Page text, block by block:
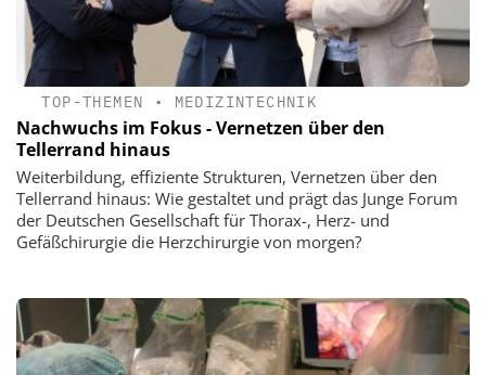
TOP-THEMEN • MEDIZINTECHNIK
Nachwuchs im Fokus - Vernetzen über den
Tellerrand hinaus
Weiterbildung, effiziente Strukturen, Vernetzen über den
Tellerrand hinaus: Wie gestaltet und prägt das Junge Forum
der Deutschen Gesellschaft für Thorax-, Herz- und
Gefäßchirurgie die Herzchirurgie von morgen?